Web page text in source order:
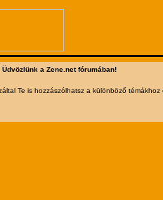
Üdvözlünk a Zene.net fórumában!
Te is hozzászólhatsz a különböző témákhoz